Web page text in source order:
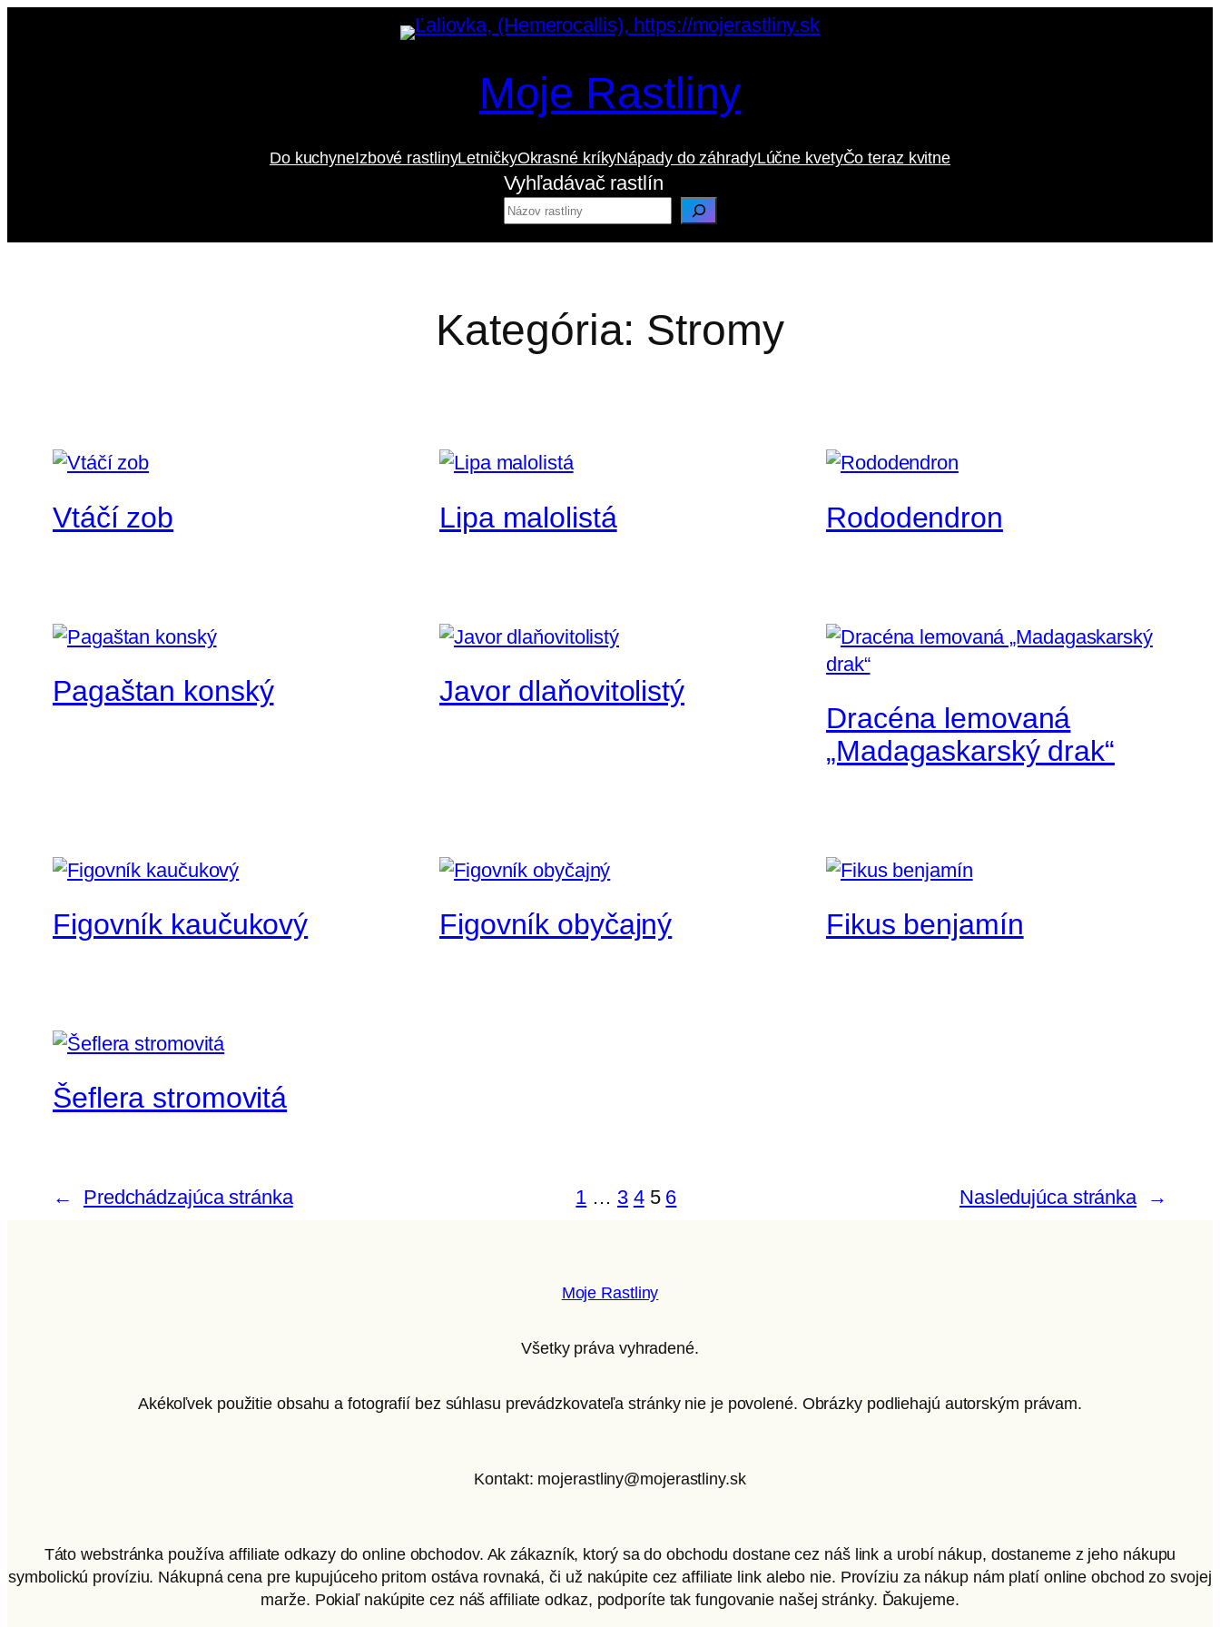
Moje Rastliny
Do kuchyneIzbové rastlinyLetničkyOkrasné kríkyNápady do záhradyLúčne kvetyČo teraz kvitne
Vyhľadávač rastlín
Kategória: Stromy
Vtáčí zob Lipa malolistá Rododendron
Pagaštan konský
Javor dlaňovitolistý
Dracéna lemovaná
„Madagaskarský drak“
Figovník kaučukový Figovník obyčajný Fikus benjamín
Šeflera stromovitá
← Predchádzajúca stránka 1 … 3 4 5 6 Nasledujúca stránka →
Moje Rastliny
Všetky práva vyhradené.
Akékoľvek použitie obsahu a fotografií bez súhlasu prevádzkovateľa stránky nie je povolené. Obrázky podliehajú autorským právam.
Kontakt: mojerastliny@mojerastliny.sk
Táto webstránka používa affiliate odkazy do online obchodov. Ak zákazník, ktorý sa do obchodu dostane cez náš link a urobí nákup, dostaneme z jeho nákupu
symbolickú províziu. Nákupná cena pre kupujúceho pritom ostáva rovnaká, či už nakúpite cez affiliate link alebo nie. Províziu za nákup nám platí online obchod zo svojej
marže. Pokiaľ nakúpite cez náš affiliate odkaz, podporíte tak fungovanie našej stránky. Ďakujeme.